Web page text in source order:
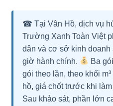
☎ Tại Vân Hồ, dịch vụ
Trường Xanh Toàn Việt
dân và cơ sở kinh doanh
giờ hành chính.
Ba
gói theo lần, theo khối
hồ, giá chốt trước khi
Sau khảo sát, phần lớn